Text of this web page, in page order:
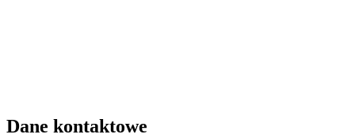
Dane kontaktowe